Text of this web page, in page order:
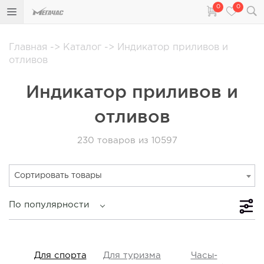
0 0
Главная -> Каталог -> Индикатор приливов и
отливов
Индикатор приливов и
отливов
230 товаров из 10597
Сортировать товары
По популярности
Для спорта Для туризма
Часы-